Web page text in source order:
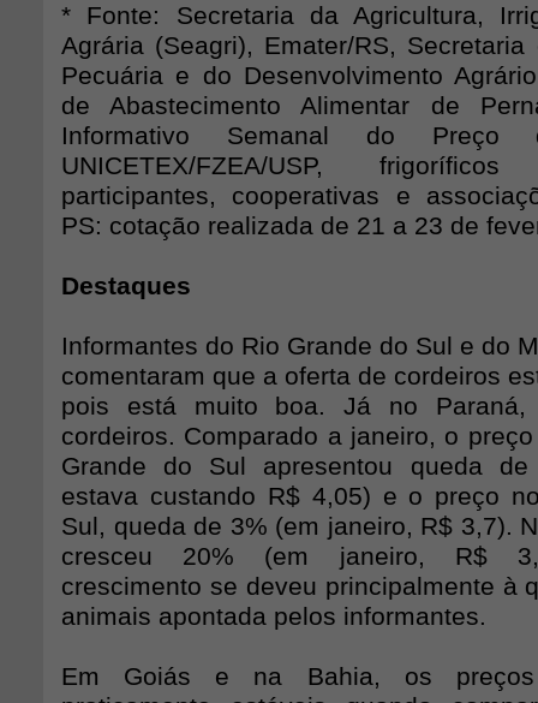
* Fonte: Secretaria da Agricultura,
Agrária (Seagri), Emater/RS,
Pecuária e do Desenvolvimento
de Abastecimento Alimentar de
Informativo Semanal do
UNICETEX/FZEA/USP,
participantes, cooperativas e
PS: cotação realizada de 21 a 23 de
Destaques
Informantes do Rio Grande do Sul e do
comentaram que a oferta de cordeiros
pois está muito boa. Já no
cordeiros. Comparado a janeiro, o
Grande do Sul apresentou queda
estava custando R$ 4,05) e o preço
Sul, queda de 3% (em janeiro, R$ 3,7).
cresceu 20% (em janeiro, R$
crescimento se deveu principalmente à
animais apontada pelos informantes.
Em Goiás e na Bahia, os preços